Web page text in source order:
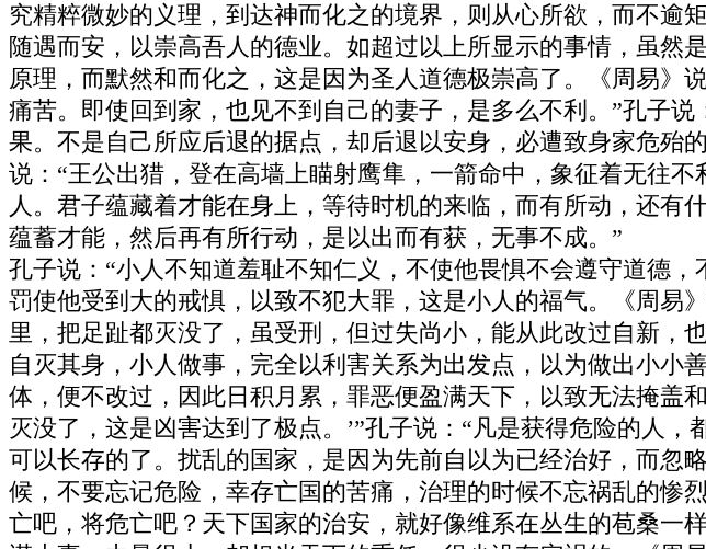
究精粹微妙的义理，到达神而化之的境界，则从心所欲，而不逾
随遇而安，以崇高吾人的德业。如超过以上所显示的事情，虽
原理，而默然和而化之，这是因为圣人道德极崇高了。《周易》
痛苦。即使回到家，也见不到自己的妻子，是多么不利。”孔子
果。不是自己所应后退的据点，却后退以安身，必遭致身家危殆
说：“王公出猎，登在高墙上瞄射鹰隼，一箭命中，象征着无往
人。君子蕴藏着才能在身上，等待时机的来临，而有所动，还
蕴蓄才能，然后再有所行动，是以出而有获，无事不成。”
孔子说：“小人不知道羞耻不知仁义，不使他畏惧不会遵守道德
罚使他受到大的戒惧，以致不犯大罪，这是小人的福气。《周易
里，把足趾都灭没了，虽受刑，但过失尚小，能从此改过自新，
自灭其身，小人做事，完全以利害关系为出发点，以为做出小
体，便不改过，因此日积月累，罪恶便盈满天下，以致无法掩盖
灭没了，这是凶害达到了极点。’”孔子说：“凡是获得危险的人
可以长存的了。扰乱的国家，是因为先前自以为已经治好，而忽
候，不要忘记危险，幸存亡国的苦痛，治理的时候不忘祸乱的惨
亡吧，将危亡吧？天下国家的治安，就好像维系在丛生的苞桑一